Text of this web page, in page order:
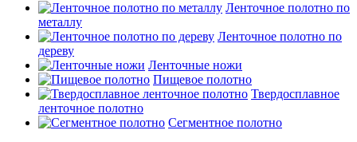
Ленточное полотно по
металлу
Ленточное полотно по
дереву
Ленточные ножи
Пищевое полотно
Твердосплавное
ленточное полотно
Сегментное полотно